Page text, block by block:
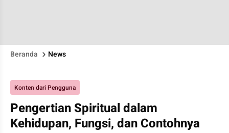
Beranda News
Konten dari Pengguna
Pengertian Spiritual dalam
Kehidupan, Fungsi, dan Contohnya